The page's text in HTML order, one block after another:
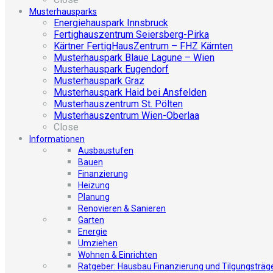
Musterhausparks
Energiehauspark Innsbruck
Fertighauszentrum Seiersberg-Pirka
Kärtner FertigHausZentrum – FHZ Kärnten
Musterhauspark Blaue Lagune – Wien
Musterhauspark Eugendorf
Musterhauspark Graz
Musterhauspark Haid bei Ansfelden
Musterhauszentrum St. Pölten
Musterhauszentrum Wien-Oberlaa
Close
Informationen
Ausbaustufen
Bauen
Finanzierung
Heizung
Planung
Renovieren & Sanieren
Garten
Energie
Umziehen
Wohnen & Einrichten
Ratgeber: Hausbau Finanzierung und